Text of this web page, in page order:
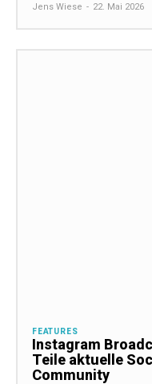
Jens Wiese - 22. Mai 2026
FEATURES
Instagram
Teile aktuelle
Community